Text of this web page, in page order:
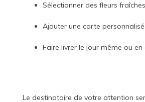
Sélectionner des fleurs fraîches
Ajouter une carte
Faire livrer le jour même ou en
Le destinataire de votre attention